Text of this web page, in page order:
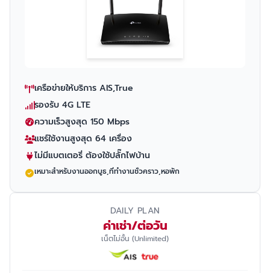
เครือข่ายให้บริการ AIS,True
รองรับ 4G LTE
ความเร็วสูงสุด 150 Mbps
แชร์ใช้งานสูงสุด 64 เครื่อง
ไม่มีแบตเตอรี่ ต้องใช้ปลั๊กไฟบ้าน
เหมาะสำหรับงานออกบูธ,ที่ทำงานชั่วคราว,หอพัก
DAILY PLAN
ค่าเช่า/ต่อวัน
เน็ตไม่อั้น (Unlimited)